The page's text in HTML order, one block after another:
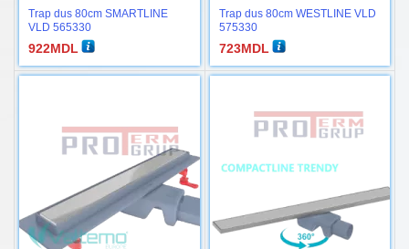
Trap dus 80cm SMARTLINE
VLD 565330
922MDL
Trap dus 80cm WESTLINE VLD
575330
723MDL